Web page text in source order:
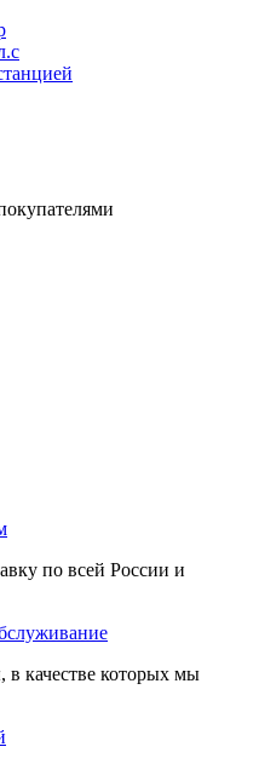
по всей России и
в качестве которых мы